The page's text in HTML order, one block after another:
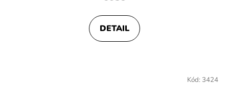
DETAIL
Kód: 3424